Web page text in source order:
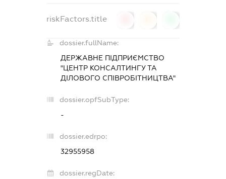
riskFactors.title
dossier.fullName:
ДЕРЖАВНЕ ПІДПРИЄМСТВО
"ЦЕНТР КОНСАЛТИНГУ ТА
ДІЛОВОГО СПІВРОБІТНИЦТВА"
dossier.opfSubType:
-
dossier.edrpo:
32955958
dossier.regDate: